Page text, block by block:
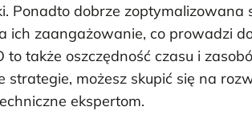
Ponadto dobrze
ich zaangażowanie, co prowadzi
to także oszczędność czasu i
możesz skupić się na
ekspertom.